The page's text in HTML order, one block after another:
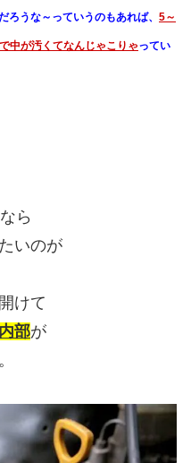
ろうな～っていうのもあれば、 5～
中が汚くてなんじゃこりゃってい
ら
いのが
けて
部が